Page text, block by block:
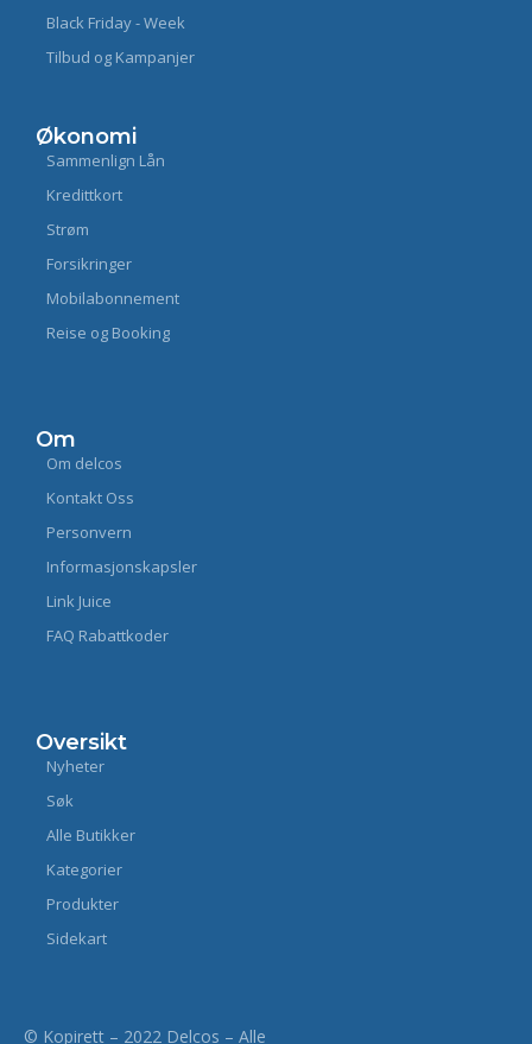
Black Friday - Week
Tilbud og Kampanjer
Økonomi
Sammenlign Lån
Kredittkort
Strøm
Forsikringer
Mobilabonnement
Reise og Booking
Om
Om delcos
Kontakt Oss
Personvern
Informasjonskapsler
Link Juice
FAQ Rabattkoder
Oversikt
Nyheter
Søk
Alle Butikker
Kategorier
Produkter
Sidekart
© Kopirett – 2022 Delcos – Alle